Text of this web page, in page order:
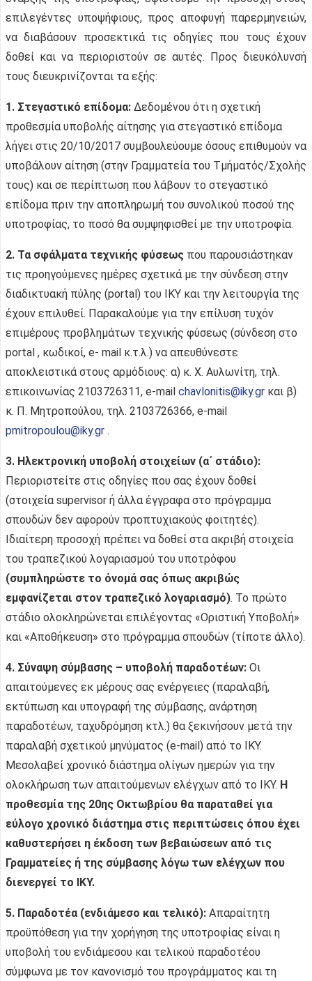
επιλεγέντες υποψήφιους, προς αποφυγή παρερμηνειών,
να διαβάσουν προσεκτικά τις οδηγίες που τους έχουν
δοθεί και να περιοριστούν σε αυτές. Προς διευκόλυνσή
τους διευκρινίζονται τα εξής:
1. Στεγαστικό επίδομα: Δεδομένου ότι η σχετική
προθεσμία υποβολής αίτησης για στεγαστικό επίδομα
λήγει στις 20/10/2017 συμβουλεύουμε όσους επιθυμούν να
υποβάλουν αίτηση (στην Γραμματεία του Τμήματός/Σχολής
τους) και σε περίπτωση που λάβουν το στεγαστικό
επίδομα πριν την αποπληρωμή του συνολικού ποσού της
υποτροφίας, το ποσό θα συμψηφισθεί με την υποτροφία.
2. Τα σφάλματα τεχνικής φύσεως που παρουσιάστηκαν
τις προηγούμενες ημέρες σχετικά με την σύνδεση στην
διαδικτυακή πύλης (portal) του ΙΚΥ και την λειτουργία της
έχουν επιλυθεί. Παρακαλούμε για την επίλυση τυχόν
επιμέρους προβλημάτων τεχνικής φύσεως (σύνδεση στο
portal , κωδικοί, e- mail κ.τ.λ.) να απευθύνεστε
αποκλειστικά στους αρμόδιους: α) κ. Χ. Αυλωνίτη, τηλ.
επικοινωνίας 2103726311, e-mail chavlonitis@iky.gr και β)
κ. Π. Μητροπούλου, τηλ. 2103726366, e-mail
pmitropoulou@iky.gr .
3. Ηλεκτρονική υποβολή στοιχείων (α΄ στάδιο):
Περιοριστείτε στις οδηγίες που σας έχουν δοθεί
(στοιχεία supervisor ή άλλα έγγραφα στο πρόγραμμα
σπουδών δεν αφορούν προπτυχιακούς φοιτητές).
Ιδιαίτερη προσοχή πρέπει να δοθεί στα ακριβή στοιχεία
του τραπεζικού λογαριασμού του υποτρόφου
(συμπληρώστε το όνομά σας όπως ακριβώς
εμφανίζεται στον τραπεζικό λογαριασμό). Το πρώτο
στάδιο ολοκληρώνεται επιλέγοντας «Οριστική Υποβολή»
και «Αποθήκευση» στο πρόγραμμα σπουδών (τίποτε άλλο).
4. Σύναψη σύμβασης – υποβολή παραδοτέων: Οι
απαιτούμενες εκ μέρους σας ενέργειες (παραλαβή,
εκτύπωση και υπογραφή της σύμβασης, ανάρτηση
παραδοτέων, ταχυδρόμηση κτλ.) θα ξεκινήσουν μετά την
παραλαβή σχετικού μηνύματος (e-mail) από το ΙΚΥ.
Μεσολαβεί χρονικό διάστημα ολίγων ημερών για την
ολοκλήρωση των απαιτούμενων ελέγχων από το ΙΚΥ. Η
προθεσμία της 20ης Οκτωβρίου θα παραταθεί για
εύλογο χρονικό διάστημα στις περιπτώσεις όπου έχει
καθυστερήσει η έκδοση των βεβαιώσεων από τις
Γραμματείες ή της σύμβασης λόγω των ελέγχων που
διενεργεί το ΙΚΥ.
5. Παραδοτέα (ενδιάμεσο και τελικό): Απαραίτητη
προϋπόθεση για την χορήγηση της υποτροφίας είναι η
υποβολή του ενδιάμεσου και τελικού παραδοτέου
σύμφωνα με τον κανονισμό του προγράμματος και τη